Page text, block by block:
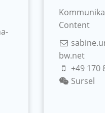
Content
bw.net
+49 170
Sursel